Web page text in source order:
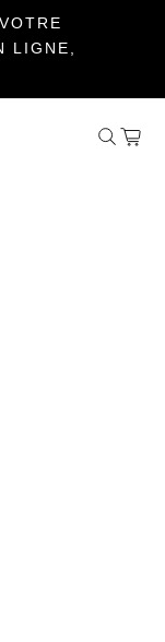
LIGNE,
Ouvrir la
Voir